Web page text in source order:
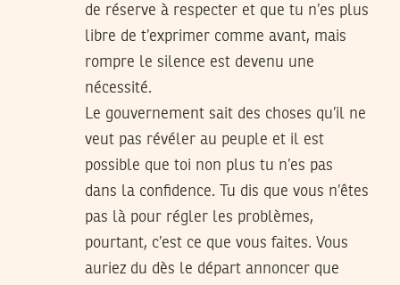
de réserve à respecter et que tu n’es plus
libre de t’exprimer comme avant, mais
rompre le silence est devenu une
nécessité.
Le gouvernement sait des choses qu’il ne
veut pas révéler au peuple et il est
possible que toi non plus tu n’es pas
dans la confidence. Tu dis que vous n’êtes
pas là pour régler les problèmes,
pourtant, c’est ce que vous faites. Vous
auriez du dès le départ annoncer que